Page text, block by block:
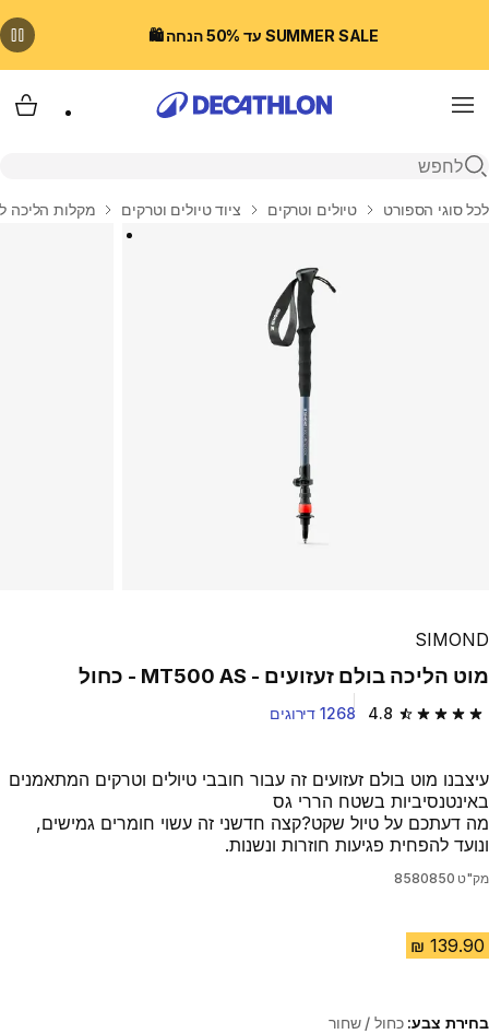
SUMMER SALE עד 50% הנחה 🛍️
Menu
פתיחת חיפוש
בית
לכל סוגי הספורט טיולים וטרקים ציוד טיולים וטרקים מקלות הליכה
SIMOND
מוט הליכה בולם זעזועים - MT500 AS - כחול
4.8 4.8 out of 5 stars from 1268 reviews 1268 דירוגים
עיצבנו מוט בולם זעזועים זה עבור חובבי טיולים וטרקים המתאמנים
באינטנסיביות בשטח הררי גס
מה דעתכם על טיול שקט?קצה חדשני זה עשוי חומרים גמישים,
ונועד להפחית פגיעות חוזרות ונשנות.
מק"ט 8580850
בחירת צבע:כחול / שחור